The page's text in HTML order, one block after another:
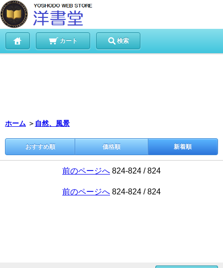
カート 検索
ホーム ＞ 自然、風景
おすすめ順 価格順 新着順
前のページへ 824-824 / 824
前のページへ 824-824 / 824